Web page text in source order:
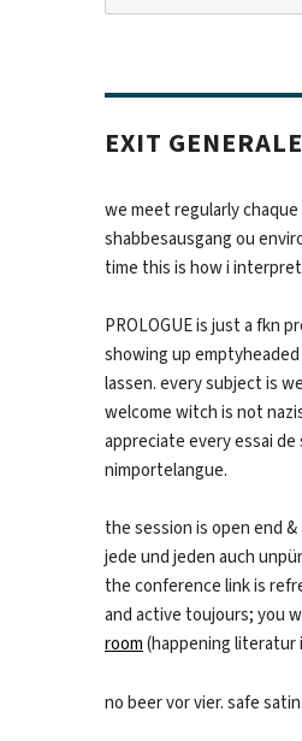
nach:
EXIT GENERALE
we meet regularly chaque
shabbesausgang ou
time this is how i
PROLOGUE is just a fkn
showing up
lassen. every subject is
welcome witch is not
appreciate every essai de
nimportelangue.
the session is open end
jede und jeden auch
the conference link is
and active toujours; you
room (happening
no beer vor vier. safe